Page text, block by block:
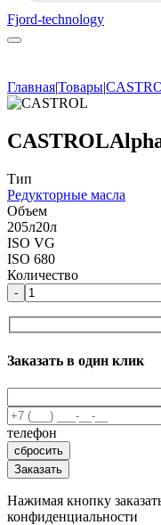
Fjord-technology
Главная|Товары|
CASTROL
Тип
Редукторные масла
Объем
205л20л
ISO VG
ISO 680
Количество
-
Заказать в один клик
телефон
Нажимая кнопку
конфиденциальности